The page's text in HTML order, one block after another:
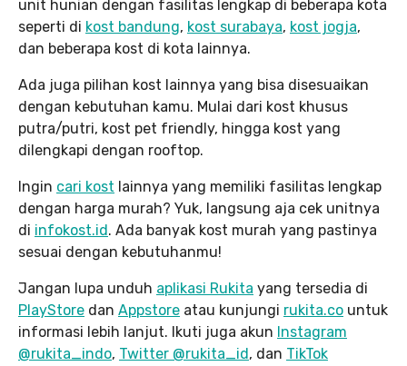
unit hunian dengan fasilitas lengkap di beberapa kota
seperti di kost bandung, kost surabaya, kost jogja,
dan beberapa kost di kota lainnya.
Ada juga pilihan kost lainnya yang bisa disesuaikan
dengan kebutuhan kamu. Mulai dari kost khusus
putra/putri, kost pet friendly, hingga kost yang
dilengkapi dengan rooftop.
Ingin cari kost lainnya yang memiliki fasilitas lengkap
dengan harga murah? Yuk, langsung aja cek unitnya
di infokost.id. Ada banyak kost murah yang pastinya
sesuai dengan kebutuhanmu!
Jangan lupa unduh aplikasi Rukita yang tersedia di
PlayStore dan Appstore atau kunjungi rukita.co untuk
informasi lebih lanjut. Ikuti juga akun Instagram
@rukita_indo, Twitter @rukita_id, dan TikTok